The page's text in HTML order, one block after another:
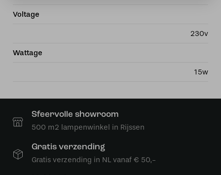
Voltage
230v
Wattage
15w
Sfeervolle showroom
500 m2 lampenwinkel in Rijssen
Gratis verzending
Gratis verzending in NL vanaf € 50,-